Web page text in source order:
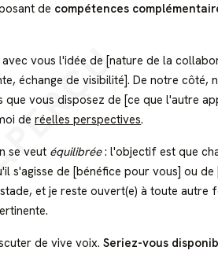
de compétences
vous l'idée de [nature de la
échange de visibilité]. De notre côté,
vous disposez de [ce que l'autre
deréelles perspectives.
se veut équilibrée: l'objectif est que
s'agisse de [bénéfice pour vous] ou
et je reste ouvert(e) à toute autre
de vive voix.Seriez-vous